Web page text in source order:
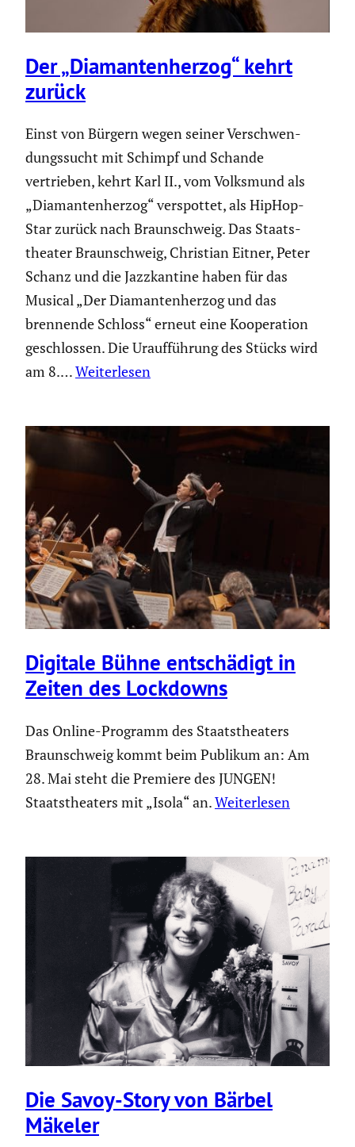
Der „Diaman­ten­herzog“ kehrt
zurück
Einst von Bürgern wegen seiner Verschwen­
dungs­sucht mit Schimpf und Schande
vertrieben, kehrt Karl II., vom Volksmund als
„Diaman­ten­herzog“ verspottet, als HipHop-
Star zurück nach Braun­schweig. Das Staats­
theater Braun­schweig, Christian Eitner, Peter
Schanz und die Jazzkan­tine haben für das
Musical „Der Diaman­ten­herzog und das
brennende Schloss“ erneut eine Koope­ra­tion
geschlossen. Die Urauf­füh­rung des Stücks wird
am 8.…Weiterlesen
Digitale Bühne entschä­digt in
Zeiten des Lockdowns
Das Online-Programm des Staatstheaters
Braunschweig kommt beim Publikum an: Am
28. Mai steht die Premiere des JUNGEN!
Staatstheaters mit „Isola“ an.Weiterlesen
Die Savoy-Story von Bärbel
Mäkeler